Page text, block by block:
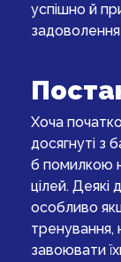
успішно й
Хоча
досягнуті з
б помилкою
цілей. Деякі
особливо
завоювати